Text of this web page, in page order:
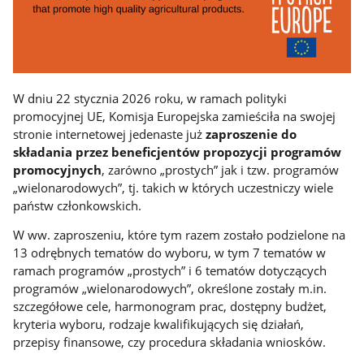
W dniu 22 stycznia 2026 roku, w ramach polityki
promocyjnej UE, Komisja Europejska zamieściła na swojej
stronie internetowej jedenaste jużzaproszenie do
składania przez beneficjentów propozycji programów
promocyjnych, zarówno „prostych” jak i tzw. programów
„wielonarodowych”, tj. takich w których uczestniczy wiele
państw członkowskich.
W ww. zaproszeniu, które tym razem zostało podzielone na
13 odrębnych tematów do wyboru, w tym 7 tematów w
ramach programów „prostych” i 6 tematów dotyczących
programów „wielonarodowych”, określone zostały m.in.
szczegółowe cele, harmonogram prac, dostępny budżet,
kryteria wyboru, rodzaje kwalifikujących się działań,
przepisy finansowe, czy procedura składania wniosków.